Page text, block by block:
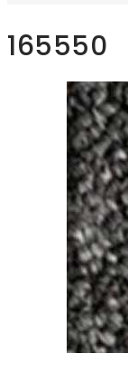
165550